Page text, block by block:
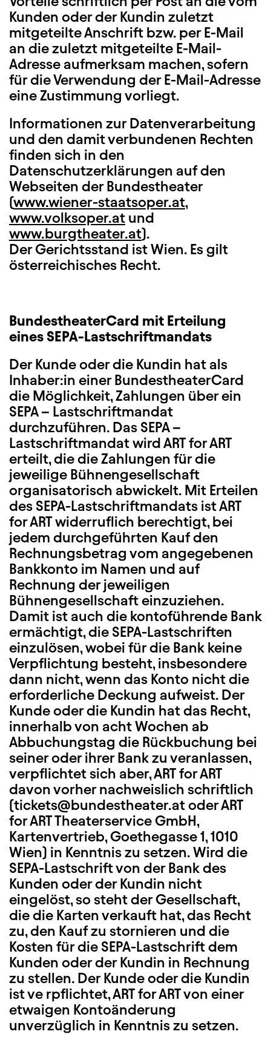
Kunden oder der Kundin zuletzt
mitgeteilte Anschrift bzw. per E-Mail
an die zuletzt mitgeteilte E-Mail-
Adresse aufmerksam machen, sofern
für die Verwendung der E-Mail-Adresse
eine Zustimmung vorliegt.
Informationen zur Datenverarbeitung
und den damit verbundenen Rechten
finden sich in den
Datenschutzerklärungen auf den
Webseiten der Bundestheater
(www.wiener-staatsoper.at,
www.volksoper.at und
www.burgtheater.at).
Der Gerichtsstand ist Wien. Es gilt
österreichisches Recht.
BundestheaterCard mit Erteilung
eines SEPA-Lastschriftmandats
Der Kunde oder die Kundin hat als
Inhaber:in einer BundestheaterCard
die Möglichkeit, Zahlungen über ein
SEPA – Lastschriftmandat
durchzuführen. Das SEPA –
Lastschriftmandat wird ART for ART
erteilt, die die Zahlungen für die
jeweilige Bühnengesellschaft
organisatorisch abwickelt. Mit Erteilen
des SEPA-Lastschriftmandats ist ART
for ART widerruflich berechtigt, bei
jedem durchgeführten Kauf den
Rechnungsbetrag vom angegebenen
Bankkonto im Namen und auf
Rechnung der jeweiligen
Bühnengesellschaft einzuziehen.
Damit ist auch die kontoführende Bank
ermächtigt, die SEPA-Lastschriften
einzulösen, wobei für die Bank keine
Verpflichtung besteht, insbesondere
dann nicht, wenn das Konto nicht die
erforderliche Deckung aufweist. Der
Kunde oder die Kundin hat das Recht,
innerhalb von acht Wochen ab
Abbuchungstag die Rückbuchung bei
seiner oder ihrer Bank zu veranlassen,
verpflichtet sich aber, ART for ART
davon vorher nachweislich schriftlich
(tickets@bundestheater.at oder ART
for ART Theaterservice GmbH,
Kartenvertrieb, Goethegasse 1, 1010
Wien) in Kenntnis zu setzen. Wird die
SEPA-Lastschrift von der Bank des
Kunden oder der Kundin nicht
eingelöst, so steht der Gesellschaft,
die die Karten verkauft hat, das Recht
zu, den Kauf zu stornieren und die
Kosten für die SEPA-Lastschrift dem
Kunden oder der Kundin in Rechnung
zu stellen. Der Kunde oder die Kundin
ist ve rpflichtet, ART for ART von einer
etwaigen Kontoänderung
unverzüglich in Kenntnis zu setzen.